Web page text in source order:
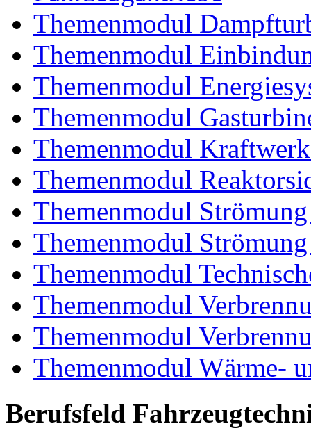
Themenmodul
Themenmodul
Themenmodul
Themenmodul
Themenmodul
Themenmodul
Themenmodul
Themenmodul
Themenmodul
Themenmodul
Themenmodul
Themenmodul Wärme-
Berufsfeld